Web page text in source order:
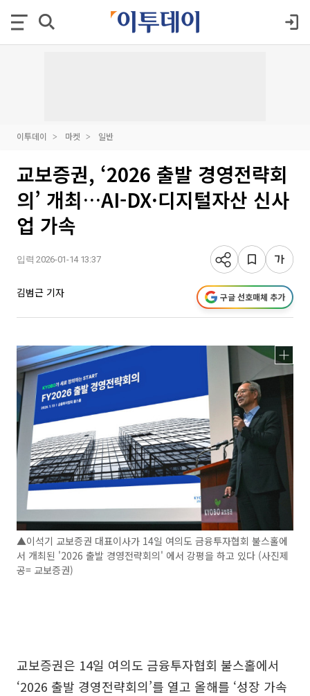
이투데이 마켓 일반
교보증권, ‘2026 출발 경영전략회
의’ 개최…AI-DX·디지털자산 신사
업 가속
입력 2026-01-14 13:37
김범근 기자 구글 선호매체 추가
▲이석기 교보증권 대표이사가 14일 여의도 금융투자협회 불스홀에
서 개최된 '2026 출발 경영전략회의' 에서 강평을 하고 있다 (사진제
공= 교보증권)
교보증권은 14일 여의도 금융투자협회 불스홀에서
‘2026 출발 경영전략회의’를 열고 올해를 ‘성장 가속